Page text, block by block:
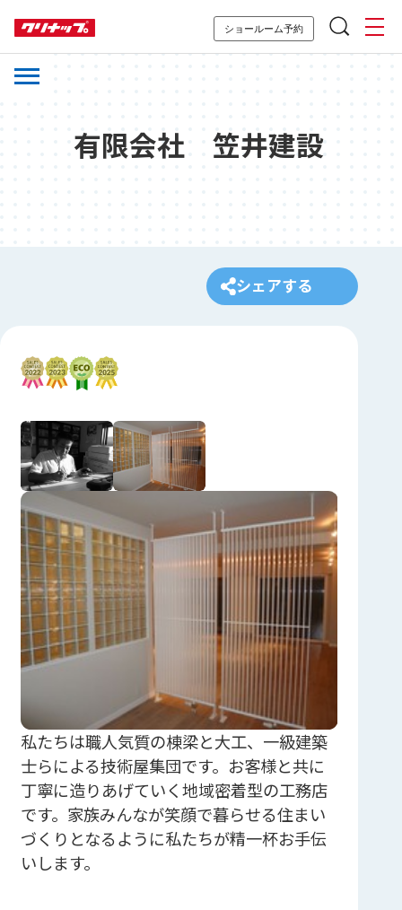
ショールーム予約
有限会社 笠井建設
シェアする
私たちは職人気質の棟梁と大工、一級建築
士らによる技術屋集団です。お客様と共に
丁寧に造りあげていく地域密着型の工務店
です。家族みんなが笑顔で暮らせる住まい
づくりとなるように私たちが精一杯お手伝
いします。